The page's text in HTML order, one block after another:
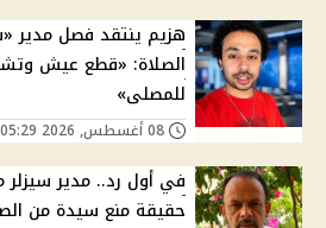
هزيم ينتقد فصل مدير
الصلاة: «قطع عيش
للمصلى»
في أول رد.. مدير
حقيقة منع سيدة من